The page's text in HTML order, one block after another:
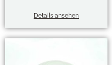
Details ansehen